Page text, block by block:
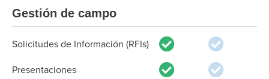
Gestión de campo
Solicitudes de Información (RFIs)
Presentaciones